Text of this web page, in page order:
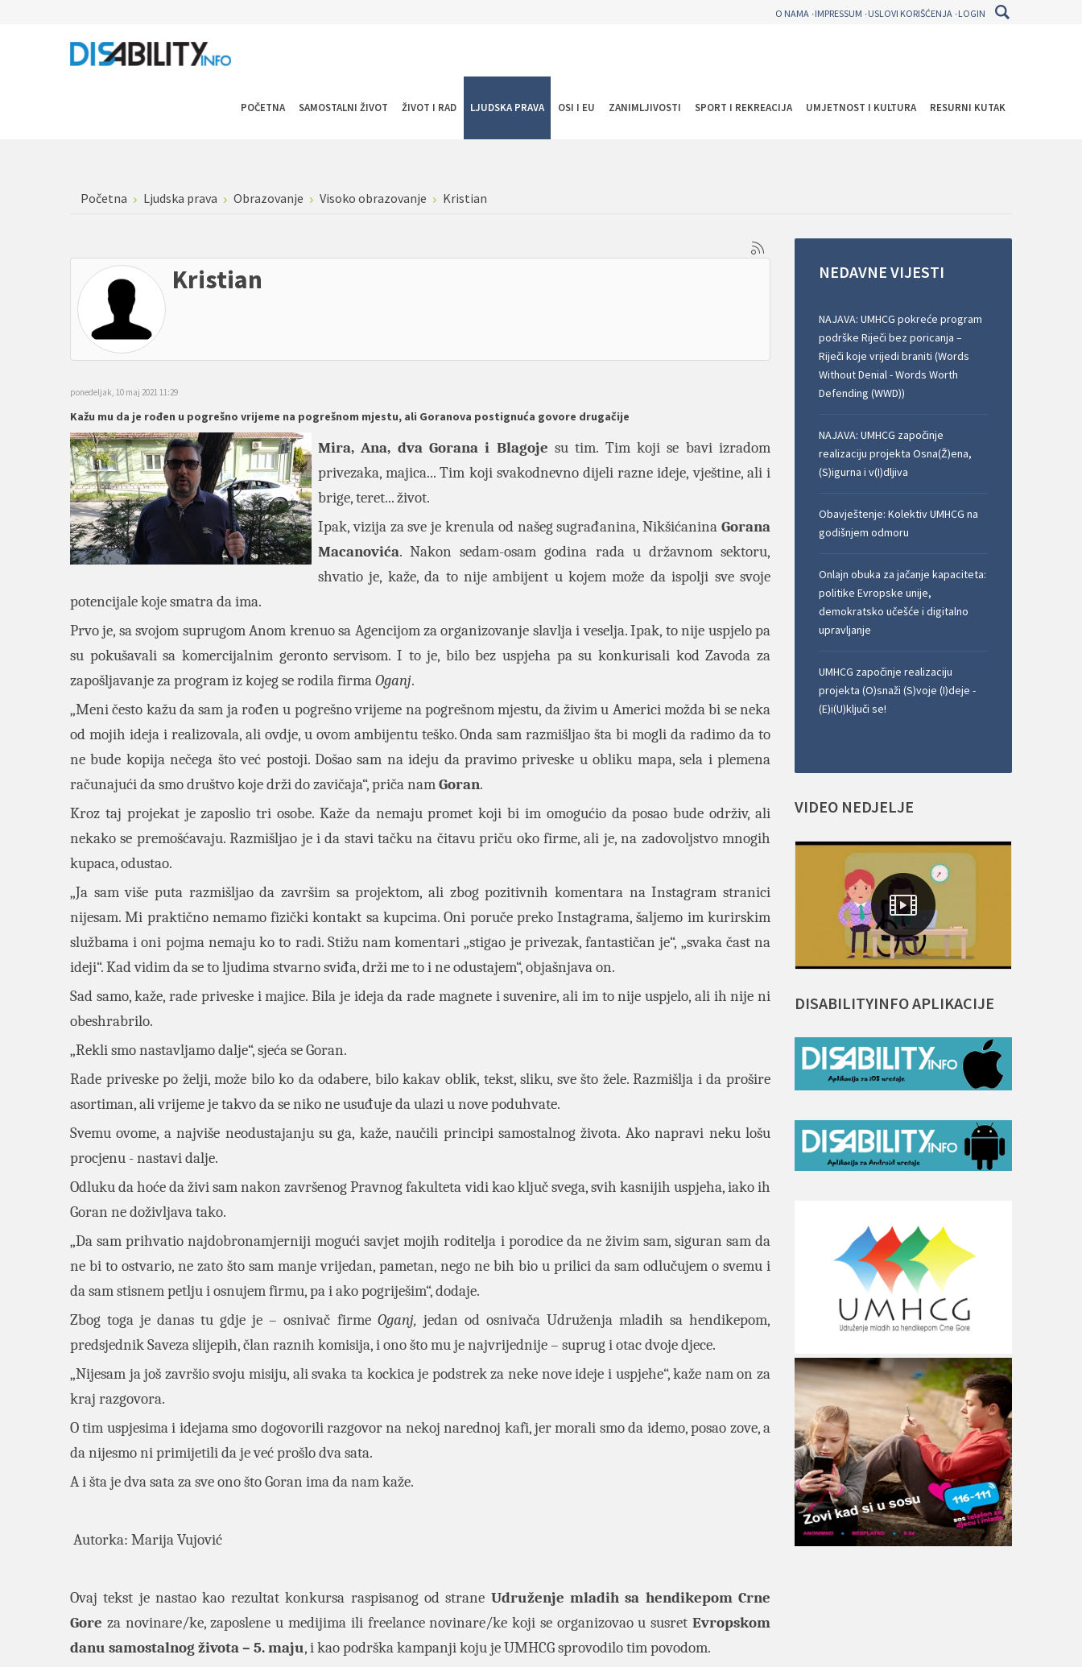
O NAMA IMPRESSUM USLOVI KORIŠĆENJA LOGIN
POČETNA SAMOSTALNI ŽIVOT ŽIVOT I RAD LJUDSKA PRAVA OSI I EU ZANIMLJIVOSTI SPORT I REKREACIJA UMJETNOST I KULTURA RESURNI KUTAK
Početna Ljudska prava Obrazovanje Visoko obrazovanje Kristian
Kristian
ponedeljak, 10 maj 2021 11:29
Kažu mu da je rođen u pogrešno vrijeme na pogrešnom mjestu, ali Goranova postignuća govore drugačije
Mira, Ana, dva Gorana i Blagoje su tim. Tim koji se bavi izradom
privezaka, majica... Tim koji svakodnevno dijeli razne ideje, vještine, ali i
brige, teret... život.
Ipak, vizija za sve je krenula od našeg sugrađanina, Nikšićanina Gorana
Macanovića. Nakon sedam-osam godina rada u državnom sektoru,
shvatio je, kaže, da to nije ambijent u kojem može da ispolji sve svoje
potencijale koje smatra da ima.
Prvo je, sa svojom suprugom Anom krenuo sa Agencijom za organizovanje slavlja i veselja. Ipak, to nije uspjelo pa
su pokušavali sa komercijalnim geronto servisom. I to je, bilo bez uspjeha pa su konkurisali kod Zavoda za
zapošljavanje za program iz kojeg se rodila firmaOganj.
„Meni često kažu da sam ja rođen u pogrešno vrijeme na pogrešnom mjestu, da živim u Americi možda bi se neka
od mojih ideja i realizovala, ali ovdje, u ovom ambijentu teško. Onda sam razmišljao šta bi mogli da radimo da to
ne bude kopija nečega što već postoji. Došao sam na ideju da pravimo priveske u obliku mapa, sela i plemena
računajući da smo društvo koje drži do zavičaja“, priča namGoran.
Kroz taj projekat je zaposlio tri osobe. Kaže da nemaju promet koji bi im omogućio da posao bude održiv, ali
nekako se premošćavaju. Razmišljao je i da stavi tačku na čitavu priču oko firme, ali je, na zadovoljstvo mnogih
kupaca, odustao.
„Ja sam više puta razmišljao da završim sa projektom, ali zbog pozitivnih komentara na Instagram stranici
nijesam. Mi praktično nemamo fizički kontakt sa kupcima. Oni poruče preko Instagrama, šaljemo im kurirskim
službama i oni pojma nemaju ko to radi. Stižu nam komentari „stigao je privezak, fantastičan je“, „svaka čast na
ideji“. Kad vidim da se to ljudima stvarno sviđa, drži me to i ne odustajem“, objašnjava on.
Sad samo, kaže, rade priveske i majice. Bila je ideja da rade magnete i suvenire, ali im to nije uspjelo, ali ih nije ni
obeshrabrilo.
„Rekli smo nastavljamo dalje“, sjeća se Goran.
Rade priveske po želji, može bilo ko da odabere, bilo kakav oblik, tekst, sliku, sve što žele. Razmišlja i da prošire
asortiman, ali vrijeme je takvo da se niko ne usuđuje da ulazi u nove poduhvate.
Svemu ovome, a najviše neodustajanju su ga, kaže, naučili principi samostalnog života. Ako napravi neku lošu
procjenu - nastavi dalje.
Odluku da hoće da živi sam nakon završenog Pravnog fakulteta vidi kao ključ svega, svih kasnijih uspjeha, iako ih
Goran ne doživljava tako.
„Da sam prihvatio najdobronamjerniji mogući savjet mojih roditelja i porodice da ne živim sam, siguran sam da
ne bi to ostvario, ne zato što sam manje vrijedan, pametan, nego ne bih bio u prilici da sam odlučujem o svemu i
da sam stisnem petlju i osnujem firmu, pa i ako pogriješim“, dodaje.
Zbog toga je danas tu gdje je – osnivač firme Oganj, jedan od osnivača Udruženja mladih sa hendikepom,
predsjednik Saveza slijepih, član raznih komisija, i ono što mu je najvrijednije – suprug i otac dvoje djece.
„Nijesam ja još završio svoju misiju, ali svaka ta kockica je podstrek za neke nove ideje i uspjehe“, kaže nam on za
kraj razgovora.
O tim uspjesima i idejama smo dogovorili razgovor na nekoj narednoj kafi, jer morali smo da idemo, posao zove, a
da nijesmo ni primijetili da je već prošlo dva sata.
A i šta je dva sata za sve ono što Goran ima da nam kaže.
Autorka: Marija Vujović
Ovaj tekst je nastao kao rezultat konkursa raspisanog od strane Udruženje mladih sa hendikepom Crne
Gore za novinare/ke, zaposlene u medijima ili freelance novinare/ke koji se organizovao u susret Evropskom
danu samostalnog života – 5. maju, i kao podrška kampanji koju je UMHCG sprovodilo tim povodom.
NEDAVNE VIJESTI
NAJAVA: UMHCG pokreće program
podrške Riječi bez poricanja –
Riječi koje vrijedi braniti (Words
Without Denial - Words Worth
Defending (WWD))
NAJAVA: UMHCG započinje
realizaciju projekta Osna(Ž)ena,
(S)igurna i v(I)dljiva
Obavještenje: Kolektiv UMHCG na
godišnjem odmoru
Onlajn obuka za jačanje kapaciteta:
politike Evropske unije,
demokratsko učešće i digitalno
upravljanje
UMHCG započinje realizaciju
projekta (O)snaži (S)voje (I)deje -
(E)i(U)ključi se!
VIDEO NEDJELJE
DISABILITYINFOAPLIKACIJE